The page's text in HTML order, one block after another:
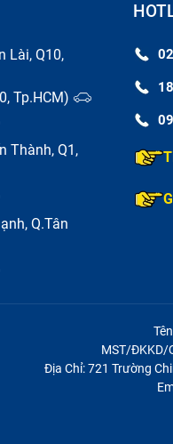
Lài, Q10,
Tp.HCM)
Thành, Q1,
Q.Tân
MST/ĐKKD/
Địa Chỉ: 721 Trường